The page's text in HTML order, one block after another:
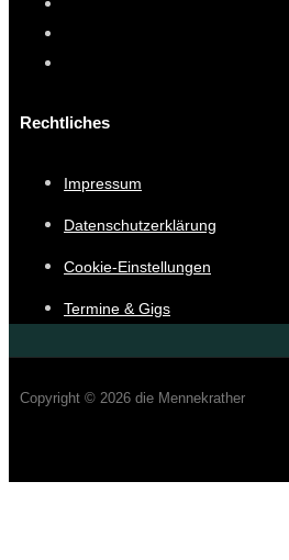
Rechtliches
Impressum
Datenschutzerklärung
Cookie-Einstellungen
Termine & Gigs
Copyright © 2026 die Mennekrather